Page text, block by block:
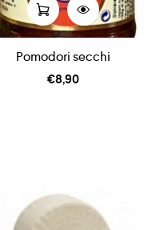
Pomodori secchi
€8,90